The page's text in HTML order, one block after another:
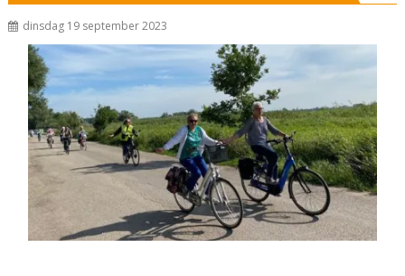
dinsdag 19 september 2023